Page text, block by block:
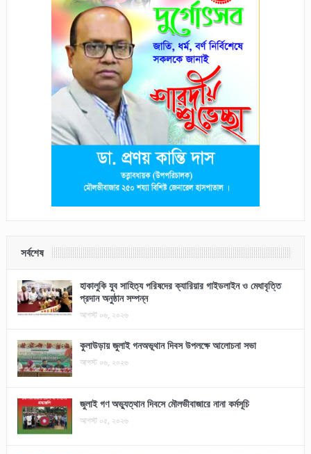
সর্বশেষ
হাকালুকি যুব সাহিত্য পরিষদের ক্যারিয়ার গাইডলাইন ও মেধাবৃত্তি
প্রদান অনুষ্ঠান সম্পন্ন
আগস্ট ০৬, ২০২৬
কুলাউড়ায় জুলাই গনঅভূথান দিবস উপলক্ষে আলোচনা সভা
আগস্ট ০৬, ২০২৬
জুলাই গণ অভ্যুত্থান দিবসে মৌলভীবাজারে নানা কর্মসূচি
আগস্ট ০৫, ২০২৬